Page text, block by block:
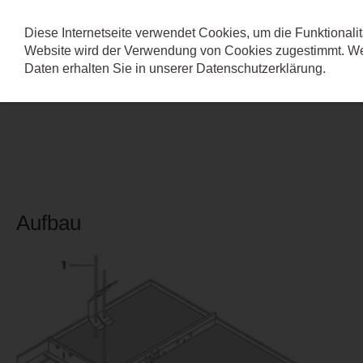
S 3 CLIQ
Aufbau
Diese Internetseite verwendet Cookies, um die
Website wird der Verwendung von Cookies zugestimmt.
Daten erhalten Sie in unserer Datenschutzerklärung.